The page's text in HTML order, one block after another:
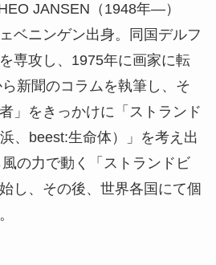
JANSEN（1948年―）
ベニンゲン出身。同国デルフ
専攻し、1975年に画家に転
新聞のコラムを執筆し、そ
」をきっかけに「ストランド
、beest:生命体）」を考え出
の力で動く「ストランドビ
し、その後、世界各国にて個